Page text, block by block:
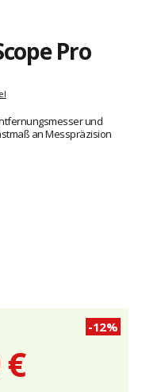
Pro
und
an Messpräzision
-12%